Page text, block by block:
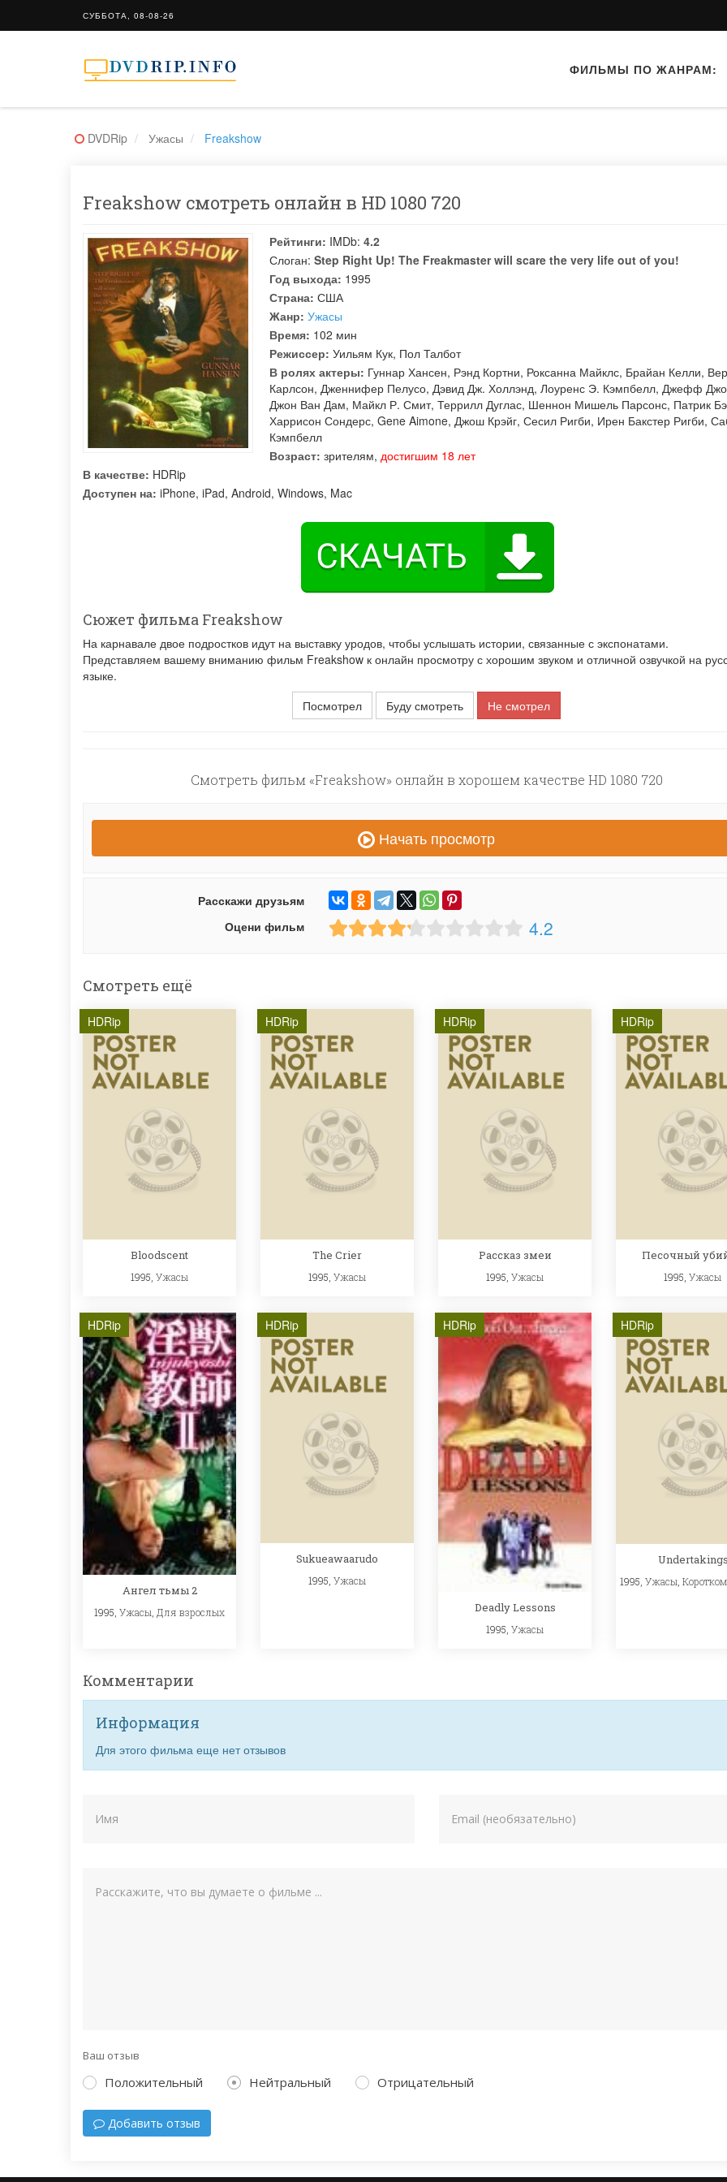
СУББОТА, 08-08-26
ФИЛЬМЫ ПО ЖАНРАМ:
DVDRip Ужасы Freakshow
Freakshow смотреть онлайн в HD 1080 720
Рейтинги: IMDb: 4.2
Слоган: Step Right Up! The Freakmaster will scare the very life out of you!
Год выхода: 1995
Страна: США
Жанр: Ужасы
Время: 102 мин
Режиссер: Уильям Кук, Пол Талбот
В ролях актеры: Гуннар Хансен, Рэнд Кортни, Роксанна Майклс, Брайан Келли,
Карлсон, Дженнифер Пелусо, Дэвид Дж. Холлэнд, Лоуренс Э. Кэмпбелл, Джефф
Джон Ван Дам, Майкл Р. Смит, Террилл Дуглас, Шеннон Мишель Парсонс, Патрик
Харрисон Сондерс, Gene Aimone, Джош Крэйг, Сесил Ригби, Ирен Бакстер Ригби,
Кэмпбелл
Возраст: зрителям, достигшим 18 лет
В качестве: HDRip
Доступен на: iPhone, iPad, Android, Windows, Mac
Сюжет фильма Freakshow
На карнавале двое подростков идут на выставку уродов, чтобы услышать истории, связанные с экспонатами.
Представляем вашему вниманию фильм Freakshow к онлайн просмотру с хорошим звуком и отличной озвучкой на
языке.
Посмотрел
Буду смотреть Не смотрел
Смотреть фильм «Freakshow» онлайн в хорошем качестве HD 1080 720
Начать просмотр
Расскажи друзьям
Оцени фильм
4.2
Смотреть ещё
HDRip
Bloodscent
1995, Ужасы
HDRip
The Crier
1995, Ужасы
HDRip
Рассказ змеи
1995, Ужасы
HDRip
Песочный
1995, Ужасы
HDRip
Ангел тьмы 2
1995, Ужасы, Для взрослых
HDRip
Sukueawaarudo
1995, Ужасы
HDRip
Deadly Lessons
1995, Ужасы
HDRip
1995, Ужасы
Комментарии
Информация
Для этого фильма еще нет отзывов
Ваш отзыв
Положительный Нейтральный Отрицательный
Добавить отзыв